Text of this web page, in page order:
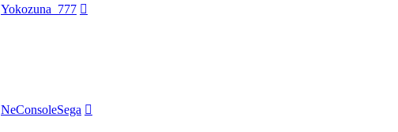
Yokozuna_777
NeConsoleSega